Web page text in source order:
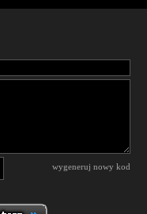
wygeneruj nowy kod